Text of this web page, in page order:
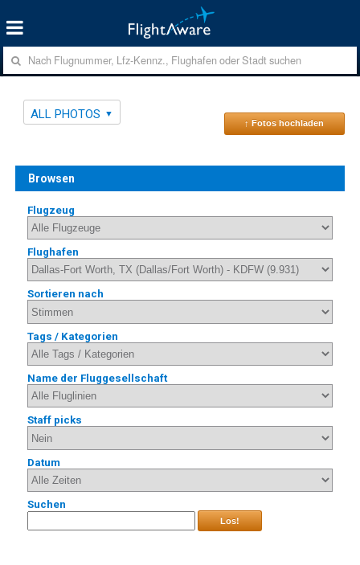
ALL PHOTOS
↑ Fotos hochladen
Browsen
Flugzeug
Flughafen
Sortieren nach
Tags / Kategorien
Name der Fluggesellschaft
Staff picks
Datum
Suchen
Los!